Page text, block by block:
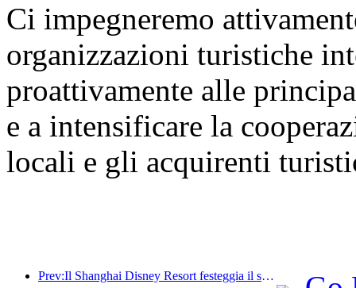
Ci impegneremo
organizzazioni turistiche
proattivamente alle
e a intensificare la
locali e gli acquirenti
Prev:Il Shanghai Disney Resort festeggia il suo decimo anniversario, avendo accolto finora oltre 100 milioni di visitatori.